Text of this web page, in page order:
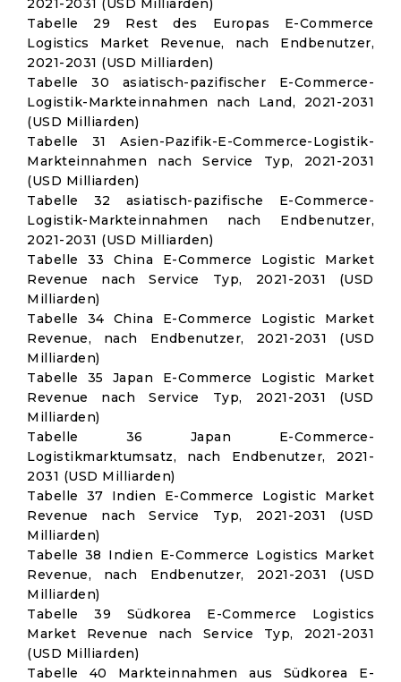
2021-2031 (USD Milliarden)
Tabelle 29 Rest des Europas E-Commerce
Logistics Market Revenue, nach Endbenutzer,
2021-2031 (USD Milliarden)
Tabelle 30 asiatisch-pazifischer E-Commerce-
Logistik-Markteinnahmen nach Land, 2021-2031
(USD Milliarden)
Tabelle 31 Asien-Pazifik-E-Commerce-Logistik-
Markteinnahmen nach Service Typ, 2021-2031
(USD Milliarden)
Tabelle 32 asiatisch-pazifische E-Commerce-
Logistik-Markteinnahmen nach Endbenutzer,
2021-2031 (USD Milliarden)
Tabelle 33 China E-Commerce Logistic Market
Revenue nach Service Typ, 2021-2031 (USD
Milliarden)
Tabelle 34 China E-Commerce Logistic Market
Revenue, nach Endbenutzer, 2021-2031 (USD
Milliarden)
Tabelle 35 Japan E-Commerce Logistic Market
Revenue nach Service Typ, 2021-2031 (USD
Milliarden)
Tabelle 36 Japan E-Commerce-
Logistikmarktumsatz, nach Endbenutzer, 2021-
2031 (USD Milliarden)
Tabelle 37 Indien E-Commerce Logistic Market
Revenue nach Service Typ, 2021-2031 (USD
Milliarden)
Tabelle 38 Indien E-Commerce Logistics Market
Revenue, nach Endbenutzer, 2021-2031 (USD
Milliarden)
Tabelle 39 Südkorea E-Commerce Logistics
Market Revenue nach Service Typ, 2021-2031
(USD Milliarden)
Tabelle 40 Markteinnahmen aus Südkorea E-